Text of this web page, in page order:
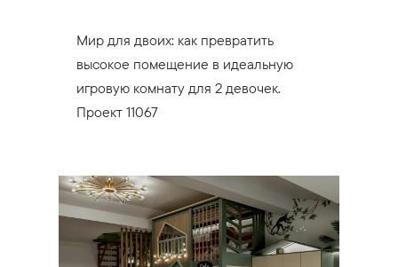
Мир для двоих: как превратить
высокое помещение в идеальную
игровую комнату для 2 девочек.
Проект 11067